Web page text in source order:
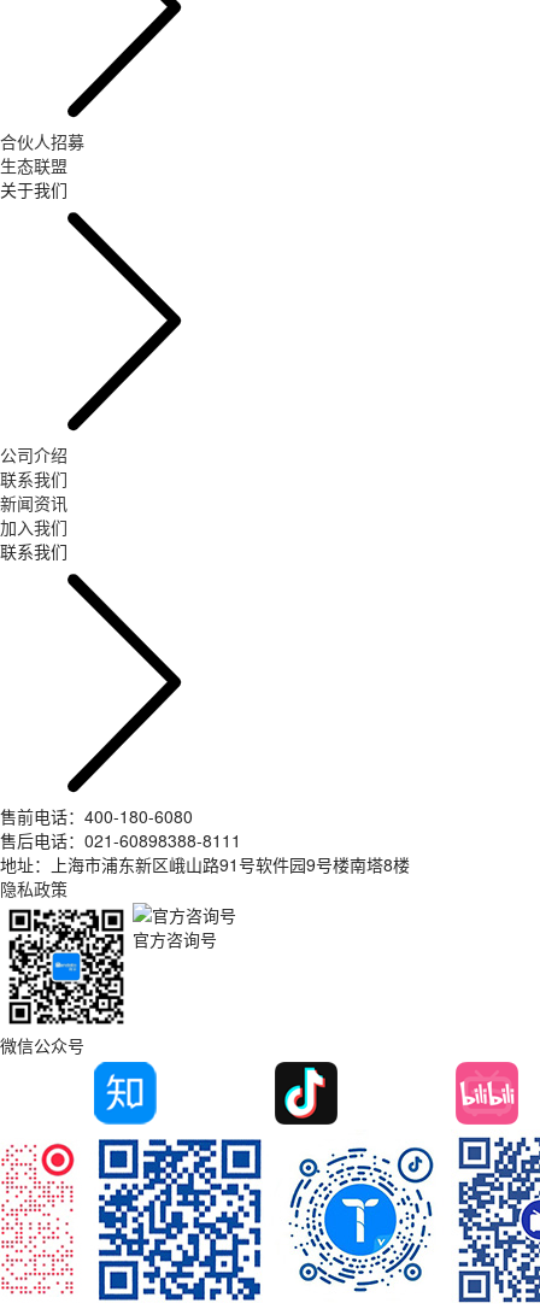
合伙人招募
生态联盟
关于我们
公司介绍
联系我们
新闻资讯
加入我们
联系我们
售前电话：400-180-6080
售后电话：021-60898388-8111
地址：上海市浦东新区峨山路91号软件园9号楼南塔8楼
隐私政策
微信公众号
官方咨询号